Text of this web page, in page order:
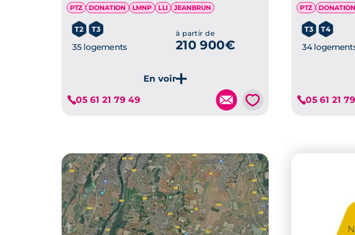
Je découvre ce programme
PTZ DONATION LMNP LLI JEANBRUN
T2 T3
35 logements
à partir de
210 900€
05 61 21 79 49 💗 Je
PTZ DONATION
T3 T4
34
05 61 21